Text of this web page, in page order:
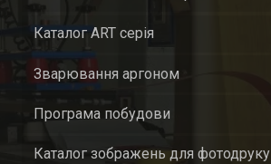
Каталог ART серія
Зварювання аргоном
Програма побудови
Каталог зображень для фотодруку